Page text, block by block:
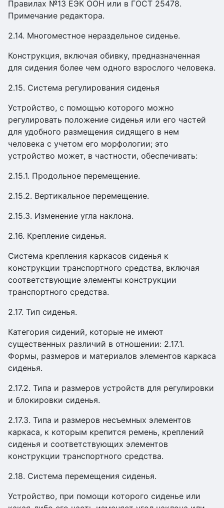
Правилах №13 ЕЭК ООН или в ГОСТ 25478.
Примечание редактора.
2.14. Многоместное нераздельное сиденье.
Конструкция, включая обивку, предназначенная
для сидения более чем одного взрослого человека.
2.15. Система регулирования сиденья
Устройство, с помощью которого можно
регулировать положение сиденья или его частей
для удобного размещения сидящего в нем
человека с учетом его морфологии; это
устройство может, в частности, обеспечивать:
2.15.1. Продольное перемещение.
2.15.2. Вертикальное перемещение.
2.15.3. Изменение угла наклона.
2.16. Крепление сиденья.
Система крепления каркасов сиденья к
конструкции транспортного средства, включая
соответствующие элементы конструкции
транспортного средства.
2.17. Тип сиденья.
Категория сидений, которые не имеют
существенных различий в отношении: 2.17.1.
Формы, размеров и материалов элементов каркаса
сиденья.
2.17.2. Типа и размеров устройств для регулировки
и блокировки сиденья.
2.17.3. Типа и размеров несъемных элементов
каркаса, к которым крепится ремень, креплений
сиденья и соответствующих элементов
конструкции транспортного средства.
2.18. Система перемещения сиденья.
Устройство, при помощи которого сиденье или